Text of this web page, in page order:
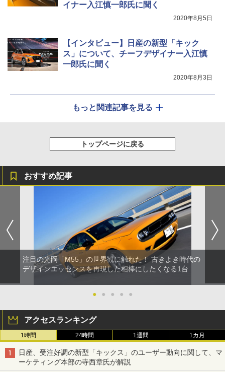
イナー入江慎一郎氏に聞く
2020年8月5日
【インタビュー】日産の新型「キック
ス」について、チーフデザイナー入江慎
一郎氏に聞く
2020年8月3日
もっと関連記事を見る
トップページに戻る
おすすめ記事
注目の光岡「M55」の世界観に触れた！ 古きよき時代の
デザインエッセンスを再現した相棒にしたくなる1台
● ● ● ● ●
アクセスランキング
1時間 24時間 1週間 1カ月
日産、受注好調の新型「キックス」のユーザー動向に関して、マ
ーケティング本部の寺西章氏が解説